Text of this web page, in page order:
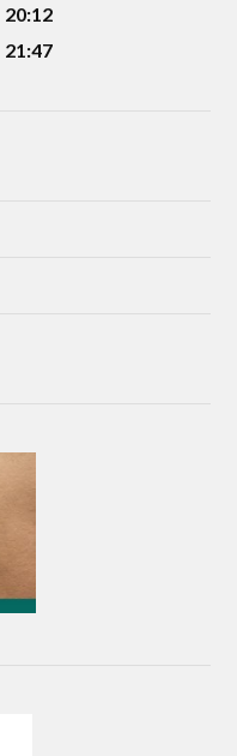
20:12
21:47